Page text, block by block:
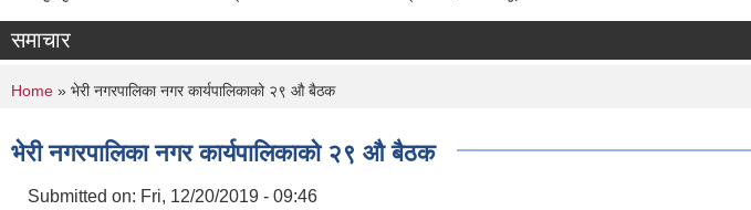
समाचार
You are here
Home » भेरी नगरपालिका नगर कार्यपालिकाको २९ औ बैठक
भेरी नगरपालिका नगर कार्यपालिकाको २९ औ बैठक
Submitted on: Fri, 12/20/2019 - 09:46